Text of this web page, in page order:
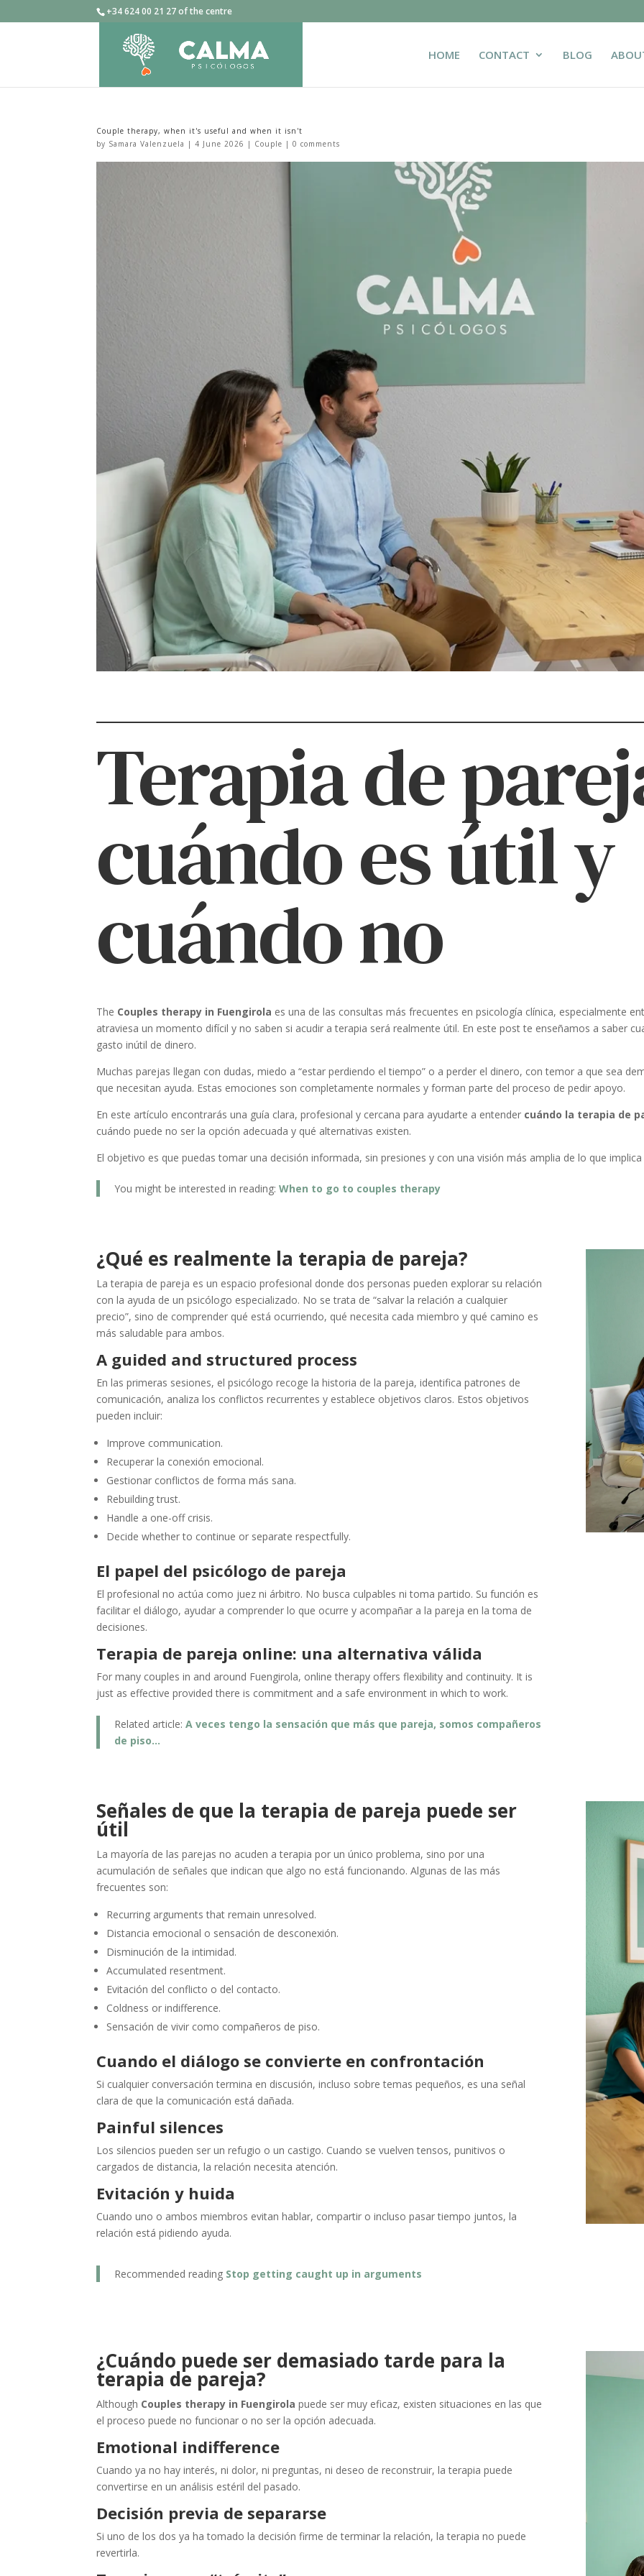
+34 624 00 21 27 of the centre
HOME CONTACT BLOG
Couple therapy, when it's useful and when it isn't
by Samara Valenzuela |4 June 2026 | Couple |0 comments
Terapia de
cuándo es útil y
cuándo no
The Couples therapy in Fuengirola es una de las consultas más frecuentes en psicología clínica, especialmente
atraviesa un momento difícil y no saben si acudir a terapia será realmente útil. En este post te enseñamos a saber
gasto inútil de dinero.
Muchas parejas llegan con dudas, miedo a “estar perdiendo el tiempo” o a perder el dinero, con temor a que sea
que necesitan ayuda. Estas emociones son completamente normales y forman parte del proceso de pedir apoyo.
En este artículo encontrarás una guía clara, profesional y cercana para ayudarte a entender cuándo la terapia de
cuándo puede no ser la opción adecuada y qué alternativas existen.
El objetivo es que puedas tomar una decisión informada, sin presiones y con una visión más amplia de lo que
You might be interested in reading:When to go to couples therapy
¿Qué es realmente la terapia de pareja?
La terapia de pareja es un espacio profesional donde dos personas pueden explorar su relación
con la ayuda de un psicólogo especializado. No se trata de “salvar la relación a cualquier
precio”, sino de comprender qué está ocurriendo, qué necesita cada miembro y qué camino es
más saludable para ambos.
A guided and structured process
En las primeras sesiones, el psicólogo recoge la historia de la pareja, identifica patrones de
comunicación, analiza los conflictos recurrentes y establece objetivos claros. Estos objetivos
pueden incluir:
Improve communication.
Recuperar la conexión emocional.
Gestionar conflictos de forma más sana.
Rebuilding trust.
Handle a one-off crisis.
Decide whether to continue or separate respectfully.
El papel del psicólogo de pareja
El profesional no actúa como juez ni árbitro. No busca culpables ni toma partido. Su función es
facilitar el diálogo, ayudar a comprender lo que ocurre y acompañar a la pareja en la toma de
decisiones.
Terapia de pareja online: una alternativa válida
For many couples in and around Fuengirola, online therapy offers flexibility and continuity. It is
just as effective provided there is commitment and a safe environment in which to work.
Related article:A veces tengo la sensación que más que pareja, somos compañeros
de piso…
Señales de que la terapia de pareja puede ser
útil
La mayoría de las parejas no acuden a terapia por un único problema, sino por una
acumulación de señales que indican que algo no está funcionando. Algunas de las más
frecuentes son:
Recurring arguments that remain unresolved.
Distancia emocional o sensación de desconexión.
Disminución de la intimidad.
Accumulated resentment.
Evitación del conflicto o del contacto.
Coldness or indifference.
Sensación de vivir como compañeros de piso.
Cuando el diálogo se convierte en confrontación
Si cualquier conversación termina en discusión, incluso sobre temas pequeños, es una señal
clara de que la comunicación está dañada.
Painful silences
Los silencios pueden ser un refugio o un castigo. Cuando se vuelven tensos, punitivos o
cargados de distancia, la relación necesita atención.
Evitación y huida
Cuando uno o ambos miembros evitan hablar, compartir o incluso pasar tiempo juntos, la
relación está pidiendo ayuda.
Recommended reading Stop getting caught up in arguments
¿Cuándo puede ser demasiado tarde para la
terapia de pareja?
Although Couples therapy in Fuengirola puede ser muy eficaz, existen situaciones en las que
el proceso puede no funcionar o no ser la opción adecuada.
Emotional indifference
Cuando ya no hay interés, ni dolor, ni preguntas, ni deseo de reconstruir, la terapia puede
convertirse en un análisis estéril del pasado.
Decisión previa de separarse
Si uno de los dos ya ha tomado la decisión firme de terminar la relación, la terapia no puede
revertirla.